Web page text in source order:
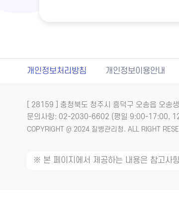
개인정보처리방침 개인정보이용안내
[ 28159 ] 충청북도 청주시 흥덕구 오송읍 오송
문의사항: 02-2030-6602 (평일 9:00-17:00,
COPYRIGHT @ 2024 질병관리청. ALL RIGHT
※ 본 페이지에서 제공하는 내용은 참고사